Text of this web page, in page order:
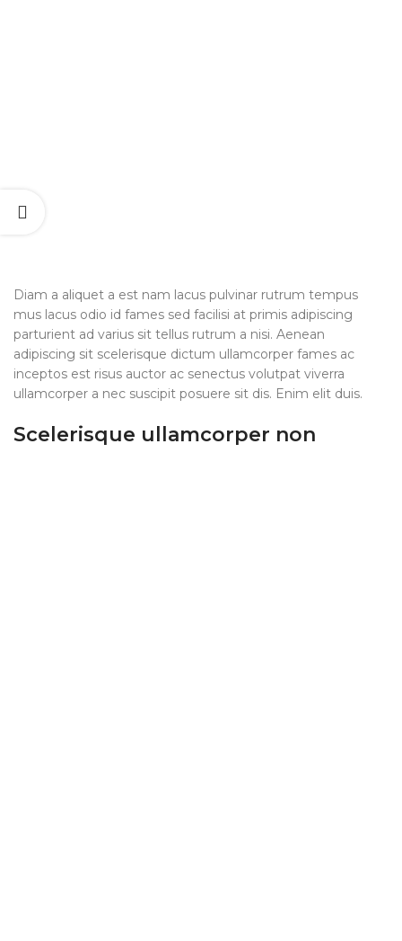
Diam a aliquet a est nam lacus pulvinar rutrum tempus
mus lacus odio id fames sed facilisi at primis adipiscing
parturient ad varius sit tellus rutrum a nisi. Aenean
adipiscing sit scelerisque dictum ullamcorper fames ac
inceptos est risus auctor ac senectus volutpat viverra
ullamcorper a nec suscipit posuere sit dis. Enim elit duis.
Scelerisque ullamcorper non